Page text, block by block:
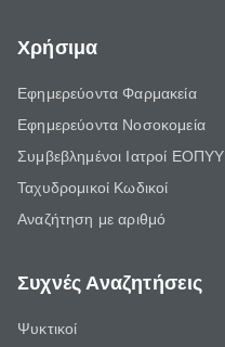
Χρήσιμα
Εφημερεύοντα Φαρμακεία
Εφημερεύοντα Νοσοκομεία
Συμβεβλημένοι Ιατροί ΕΟΠΥΥ
Ταχυδρομικοί Κωδικοί
Αναζήτηση με αριθμό
Συχνές Αναζητήσεις
Ψυκτικοί